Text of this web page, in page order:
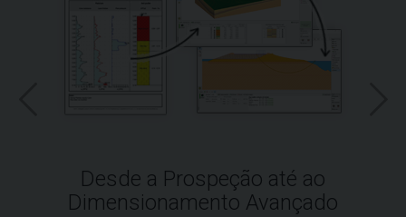
Desde a Prospeção até ao
Dimensionamento Avançado